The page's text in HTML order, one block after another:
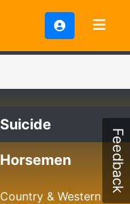
Suicide
Horsemen
Country & Western
Feedback